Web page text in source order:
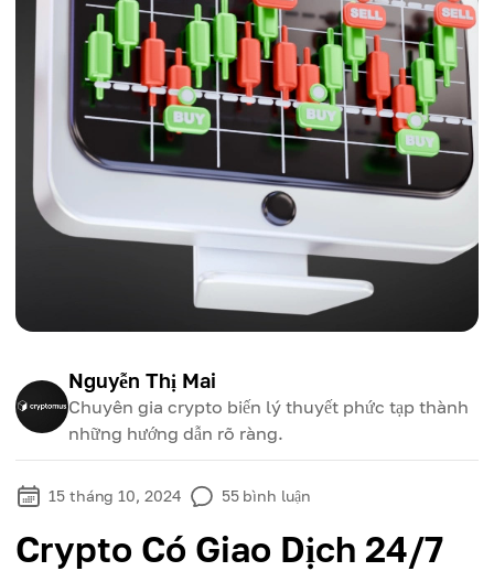
Nguyễn Thị Mai
Chuyên gia crypto biến lý thuyết phức tạp thành
những hướng dẫn rõ ràng.
15 tháng 10, 2024 55 bình luận
Crypto Có Giao Dịch 24/7